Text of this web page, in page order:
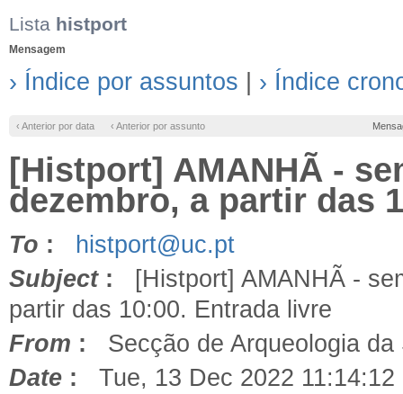
Lista histport
Mensagem
› Índice por assuntos › Índice
‹ Anterior por data ‹ Anterior por assunto
[Histport] AMANHÃ -
dezembro, a partir das
To :
histport@uc.pt
Subject: [Histport] AMANHÃ -
partir das 10:00. Entrada livre
From : Secção de Arqueologia da
Date : Tue, 13 Dec 2022 11:14:12